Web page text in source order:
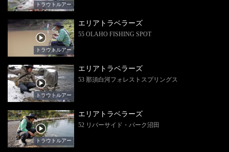
トラウトルアー
トラウトルアー
エリアトラベラーズ
55 OLAHO FISHING SPOT
トラウトルアー
エリアトラベラーズ
53 那須白河フォレストスプリングス
トラウトルアー
エリアトラベラーズ
52 リバーサイド・パーク沼田